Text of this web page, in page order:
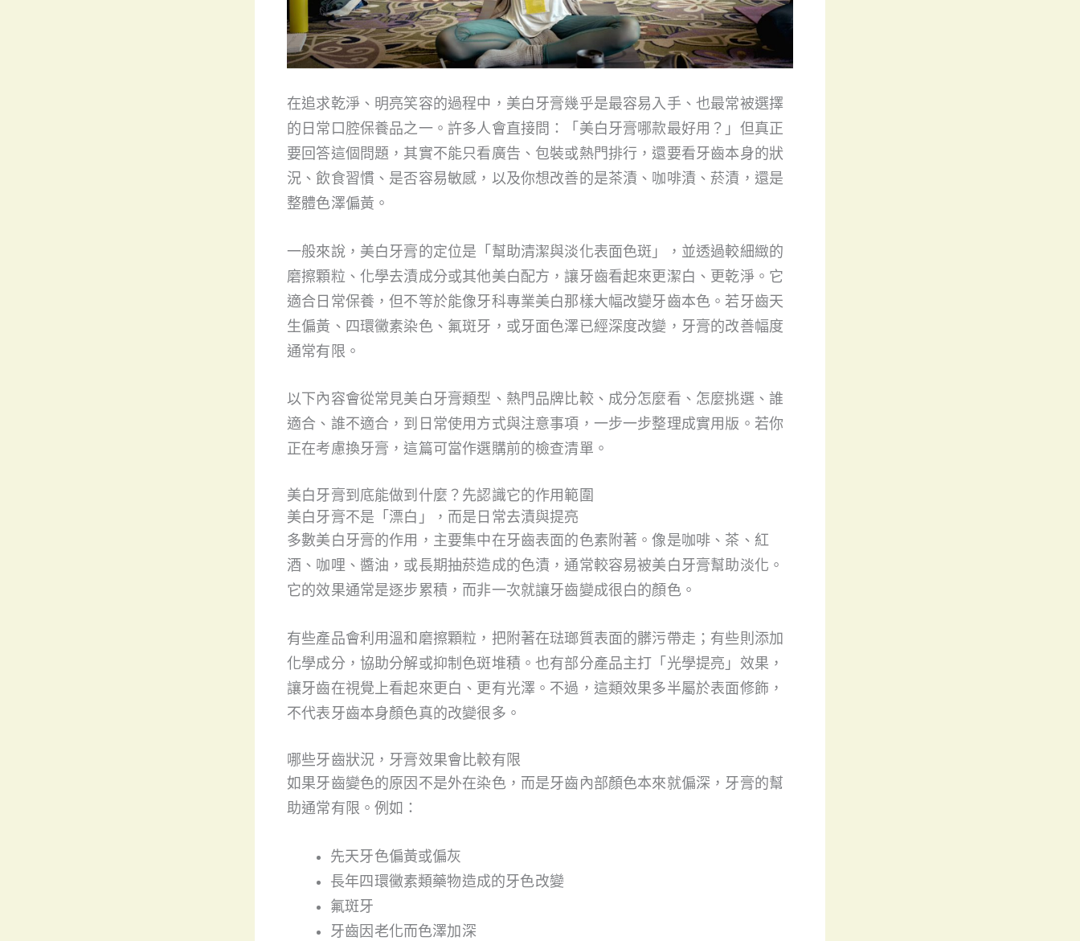
在追求乾淨、明亮笑容的過程中，美白牙膏幾乎是最容易入手、也最常被選擇
的日常口腔保養品之一。許多人會直接問：「美白牙膏哪款最好用？」但真正
要回答這個問題，其實不能只看廣告、包裝或熱門排行，還要看牙齒本身的狀
況、飲食習慣、是否容易敏感，以及你想改善的是茶漬、咖啡漬、菸漬，還是
整體色澤偏黃。
一般來說，美白牙膏的定位是「幫助清潔與淡化表面色斑」，並透過較細緻的
磨擦顆粒、化學去漬成分或其他美白配方，讓牙齒看起來更潔白、更乾淨。它
適合日常保養，但不等於能像牙科專業美白那樣大幅改變牙齒本色。若牙齒天
生偏黃、四環黴素染色、氟斑牙，或牙面色澤已經深度改變，牙膏的改善幅度
通常有限。
以下內容會從常見美白牙膏類型、熱門品牌比較、成分怎麼看、怎麼挑選、誰
適合、誰不適合，到日常使用方式與注意事項，一步一步整理成實用版。若你
正在考慮換牙膏，這篇可當作選購前的檢查清單。
美白牙膏到底能做到什麼？先認識它的作用範圍
美白牙膏不是「漂白」，而是日常去漬與提亮
多數美白牙膏的作用，主要集中在牙齒表面的色素附著。像是咖啡、茶、紅
酒、咖哩、醬油，或長期抽菸造成的色漬，通常較容易被美白牙膏幫助淡化。
它的效果通常是逐步累積，而非一次就讓牙齒變成很白的顏色。
有些產品會利用溫和磨擦顆粒，把附著在琺瑯質表面的髒污帶走；有些則添加
化學成分，協助分解或抑制色斑堆積。也有部分產品主打「光學提亮」效果，
讓牙齒在視覺上看起來更白、更有光澤。不過，這類效果多半屬於表面修飾，
不代表牙齒本身顏色真的改變很多。
哪些牙齒狀況，牙膏效果會比較有限
如果牙齒變色的原因不是外在染色，而是牙齒內部顏色本來就偏深，牙膏的幫
助通常有限。例如：
先天牙色偏黃或偏灰
長年四環黴素類藥物造成的牙色改變
氟斑牙
牙齒因老化而色澤加深